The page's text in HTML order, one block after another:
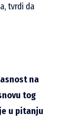
tvrdi da
na
tog
u pitanju